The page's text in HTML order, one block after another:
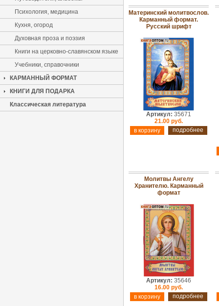
Психология, медицина
Кухня, огород
Духовная проза и поэзия
Книги на церковно-славянском языке
Учебники, справочники
КАРМАННЫЙ ФОРМАТ
КНИГИ ДЛЯ ПОДАРКА
Классическая литература
Материнский молитвослов.
Карманный формат.
Русский шрифт
Артикул: 35671
21.00 руб.
подробнее
Молитвы Ангелу
Хранителю. Карманный
формат
Артикул: 35646
16.00 руб.
подробнее